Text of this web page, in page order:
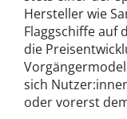
Hersteller wie
Flaggschiffe auf
die
sich
oder vorerst